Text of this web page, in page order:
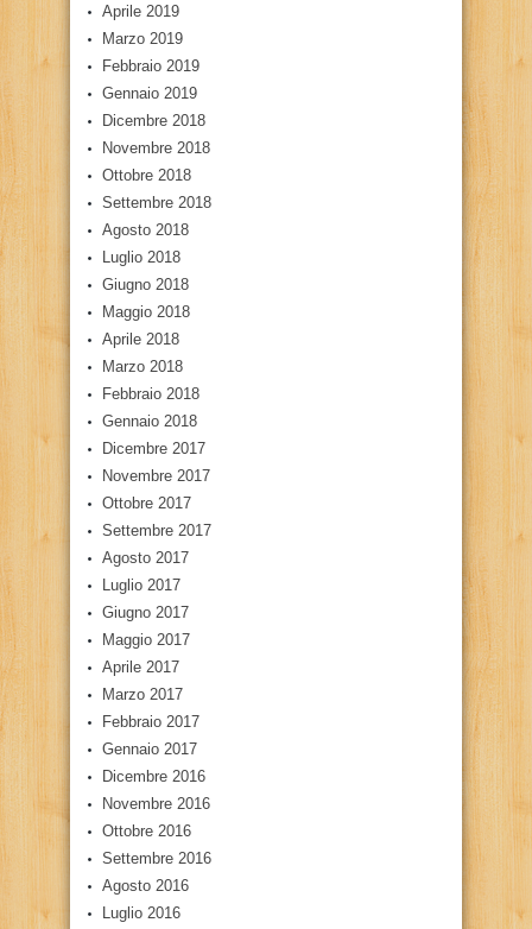
Aprile 2019
Marzo 2019
Febbraio 2019
Gennaio 2019
Dicembre 2018
Novembre 2018
Ottobre 2018
Settembre 2018
Agosto 2018
Luglio 2018
Giugno 2018
Maggio 2018
Aprile 2018
Marzo 2018
Febbraio 2018
Gennaio 2018
Dicembre 2017
Novembre 2017
Ottobre 2017
Settembre 2017
Agosto 2017
Luglio 2017
Giugno 2017
Maggio 2017
Aprile 2017
Marzo 2017
Febbraio 2017
Gennaio 2017
Dicembre 2016
Novembre 2016
Ottobre 2016
Settembre 2016
Agosto 2016
Luglio 2016